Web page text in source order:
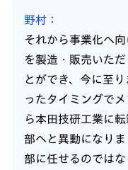
野村
それから事業化へ
を製造・販売いた
とができ、今に至
ったタイミングで
ら本田技研工業に
部へと異動になり
部に任せるのでは